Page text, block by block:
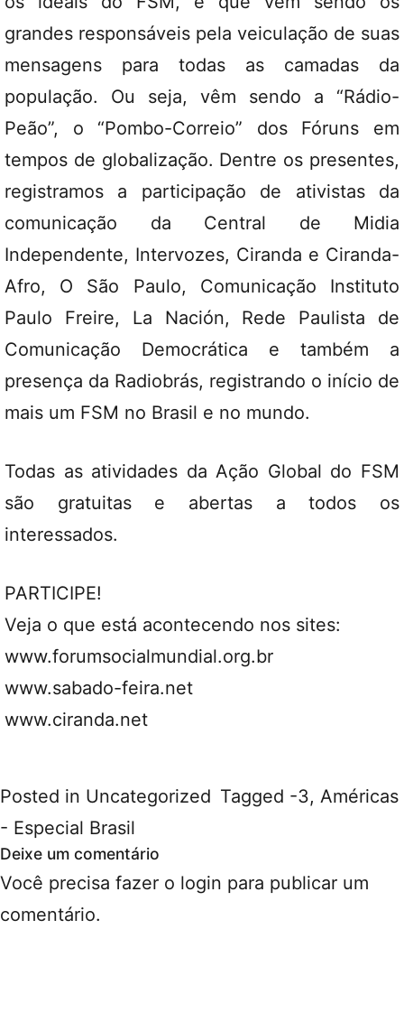
grandes responsáveis pela veiculação de suas
mensagens para todas as camadas da
população. Ou seja, vêm sendo a “Rádio-
Peão”, o “Pombo-Correio” dos Fóruns em
tempos de globalização. Dentre os presentes,
registramos a participação de ativistas da
comunicação da Central de Midia
Independente, Intervozes, Ciranda e Ciranda-
Afro, O São Paulo, Comunicação Instituto
Paulo Freire, La Nación, Rede Paulista de
Comunicação Democrática e também a
presença da Radiobrás, registrando o início de
mais um FSM no Brasil e no mundo.
Todas as atividades da Ação Global do FSM
são gratuitas e abertas a todos os
interessados.
PARTICIPE!
Veja o que está acontecendo nos sites:
www.forumsocialmundial.org.br
www.sabado-feira.net
www.ciranda.net
Posted in Uncategorized Tagged -3, Américas
- Especial Brasil
Deixe um comentário
Você precisa fazer o login para publicar um
comentário.